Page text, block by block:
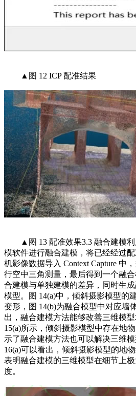
▲图 12 ICP 配准结果
▲图 13 配准效果3.3 融合建模利
模软件进行融合建模，将已经经过
机影像数据导入 Context Capture 中
行空中三角测量，最后得到一个融
合建模与单独建模的差异，同时生
模型。图 14(a)中，倾斜摄影模型的
变形，图 14(b)为融合模型中对应墙
出，融合建模方法能够改善三维模
15(a)所示，倾斜摄影模型中存在地
示了融合建模方法也可以解决三维
16(a)可以看出，倾斜摄影模型的地
表明融合建模的三维模型在细节上
度。